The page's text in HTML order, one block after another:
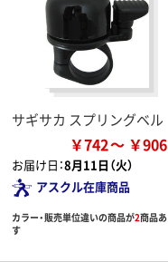
サギサカ スプリングベル
￥742 ￥906
お届け日：8月11日（火）
アスクル在庫商品
カラー・販売単位違いの商品が2商品
す